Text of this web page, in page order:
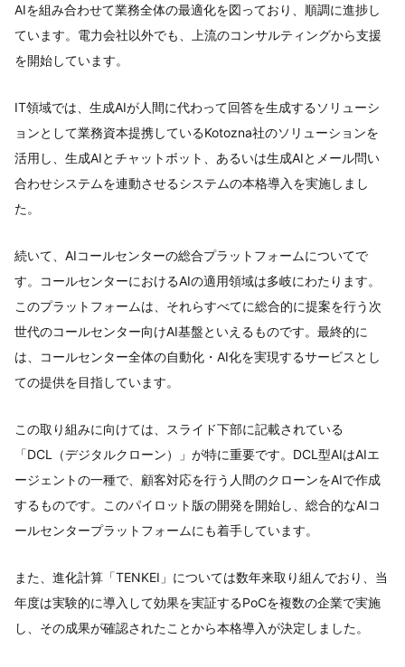
AIを組み合わせて業務全体の最適化を図っており、順調に進捗し
ています。電力会社以外でも、上流のコンサルティングから支援
を開始しています。
IT領域では、生成AIが人間に代わって回答を生成するソリューシ
ョンとして業務資本提携しているKotozna社のソリューションを
活用し、生成AIとチャットボット、あるいは生成AIとメール問い
合わせシステムを連動させるシステムの本格導入を実施しまし
た。
続いて、AIコールセンターの総合プラットフォームについてで
す。コールセンターにおけるAIの適用領域は多岐にわたります。
このプラットフォームは、それらすべてに総合的に提案を行う次
世代のコールセンター向けAI基盤といえるものです。最終的に
は、コールセンター全体の自動化・AI化を実現するサービスとし
ての提供を目指しています。
この取り組みに向けては、スライド下部に記載されている
「DCL（デジタルクローン）」が特に重要です。DCL型AIはAIエ
ージェントの一種で、顧客対応を行う人間のクローンをAIで作成
するものです。このパイロット版の開発を開始し、総合的なAIコ
ールセンタープラットフォームにも着手しています。
また、進化計算「TENKEI」については数年来取り組んでおり、当
年度は実験的に導入して効果を実証するPoCを複数の企業で実施
し、その成果が確認されたことから本格導入が決定しました。